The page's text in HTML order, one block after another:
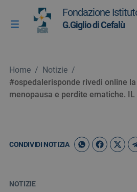
Vai ai contenuti
Vai al menu di
Vai al footer
Attiva / disattiva la
Fondazione
G.Giglio di Cefalù
Home / Notizie /
#ospedalerisponde rivedi online
menopausa e perdite ematiche. IL
CONDIVIDI NOTIZIA
NOTIZIE